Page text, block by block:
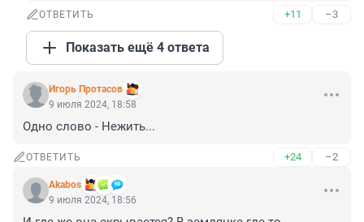
ОТВЕТИТЬ +11 –3
Показать ещё 4 ответа
Игорь Протасов
9 июля 2024, 18:58
Одно слово - Нежить...
ОТВЕТИТЬ +24 –2
Akabos
9 июля 2024, 18:56